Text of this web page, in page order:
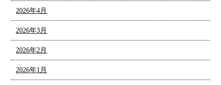
2026年4月
2026年3月
2026年2月
2026年1月